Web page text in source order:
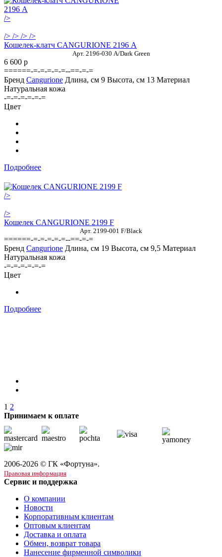
/>
/> /> /> />
Кошелек-клатч CANGURIONE 2196 А
Арт. 2196-030 A/Dark Green
6 600 p
======-=-=-=-=-=--==-=-=
Бренд Cangurione Длина, см 9 Высота, см 13 Материал
Натуральная кожа
-=-=-=-=-=-=
Цвет
Подробнее
/>
/>
Кошелек CANGURIONE 2199 F
Арт. 2199-001 F/Black
======-=-=-=-=-=--==-=-=
Бренд Cangurione Длина, см 19 Высота, см 9,5 Материал
Натуральная кожа
-=-=-=-=-=-=
Цвет
Подробнее
1 2
Принимаем к оплате
2006-2026 © ГК «Фортуна».
Правовая информация
Сервис и поддержка
О компании
Новости
Корпоративным клиентам
Оптовым клиентам
Доставка и оплата
Обмен, возврат товара
Нанесение фирменной символики